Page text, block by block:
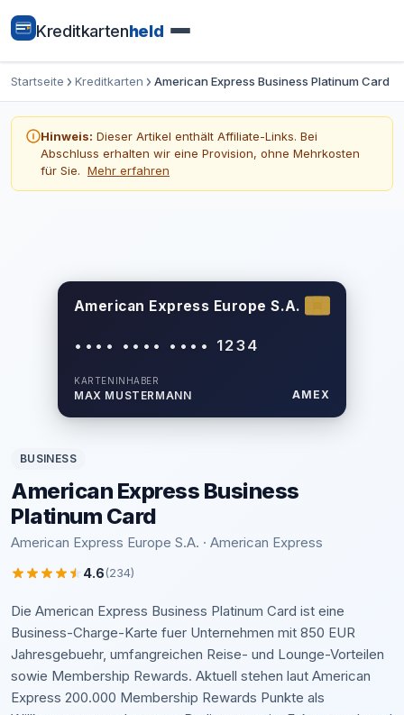
Kreditkartenheld
Startseite Kreditkarten American Express Business Platinum Card
Hinweis: Dieser Artikel enthält Affiliate-Links. Bei
Abschluss erhalten wir eine Provision, ohne Mehrkosten
für Sie. Mehr erfahren
American Express Europe S.A.
•••• •••• •••• 1234
KARTENINHABER
MAX MUSTERMANN AMEX
BUSINESS
American Express Business
Platinum Card
American Express Europe S.A. · American Express
4.6(234)
Die American Express Business Platinum Card ist eine
Business-Charge-Karte fuer Unternehmen mit 850 EUR
Jahresgebuehr, umfangreichen Reise- und Lounge-Vorteilen
sowie Membership Rewards. Aktuell stehen laut American
Express 200.000 Membership Rewards Punkte als